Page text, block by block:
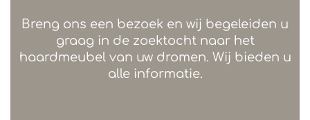
Breng ons een bezoek en wij begeleiden u
graag in de zoektocht naar het
haardmeubel van uw dromen. Wij bieden u
alle informatie.